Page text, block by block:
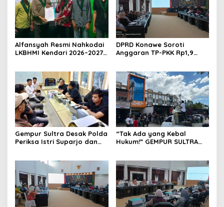
Alfansyah Resmi Nahkodai
LKBHMI Kendari 2026–2027,
DPRD Konawe Soroti
Anggaran TP-PKK Rp1,9
Gempur Sultra Desak Polda
Periksa Istri Suparjo dan
“Tak Ada yang Kebal
Hukum!” GEMPUR SULTRA
Tadisangka, Siap Kuasai
Lahan Puuwatu